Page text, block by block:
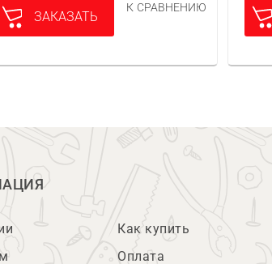
ЗАКАЗАТЬ
К СРАВНЕНИЮ
Как купить
Оплата